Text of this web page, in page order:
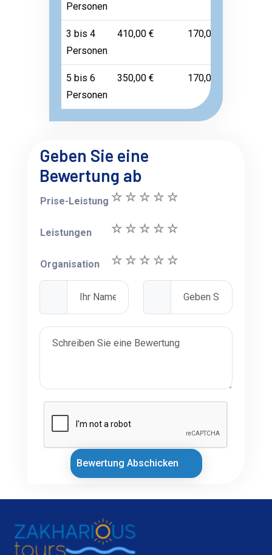
Personen
3 bis 4
Personen
410,00 € 170,00 €
5 bis 6
Personen
350,00 € 170,00 €
Geben Sie eine
Bewertung ab
Prise-Leistung
Leistungen
Organisation
Bewertung Abschicken